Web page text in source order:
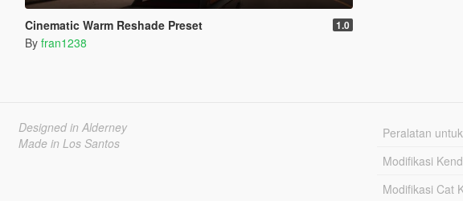
Cinematic Warm Reshade Preset 1.0
By fran1238
Designed in Alderney
Made in Los Santos
Peralatan
Modifikasi
Modifikasi Cat